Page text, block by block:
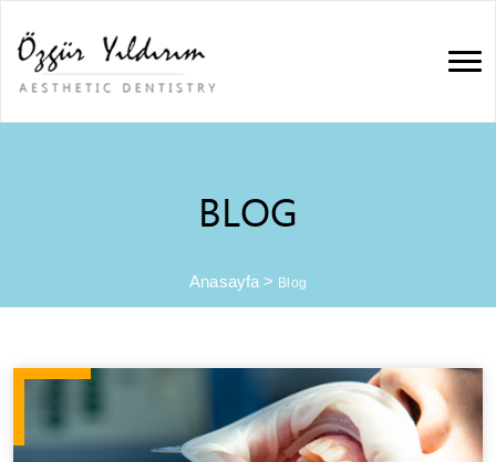
BLOG
Anasayfa > Blog